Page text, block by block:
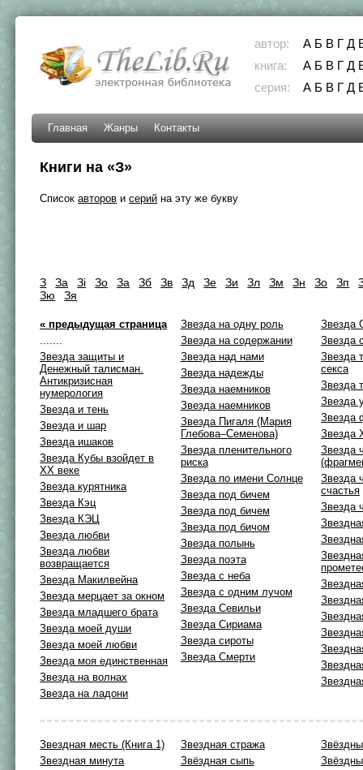
автор: А Б В Г Д
книга:
А Б В Г Д
серия:
А Б В Г Д
Главная Жанры Контакты
Книги на «З»
Списокавторов исерий на эту же букву
З Зa Зi Зo За Зб Зв Зд Зе Зи Зл Зм Зн Зо Зп
Зю
Зя
« предыдущая страница
.......
Звезда защиты и
Денежный талисман.
Антикризисная
нумерология
Звезда и тень
Звезда и шар
Звезда ишаков
Звезда Кубы взойдет в
XX веке
Звезда курятника
Звезда Кэц
Звезда КЭЦ
Звезда любви
Звезда любви
возвращается
Звезда Макилвейна
Звезда мерцает за окном
Звезда младшего брата
Звезда моей души
Звезда моей любви
Звезда моя единственная
Звезда на волнах
Звезда на ладони
Звезда на одну роль
Звезда на содержании
Звезда над нами
Звезда надежды
Звезда наемников
Звезда наемников
Звезда Пигаля (Мария
Глебова–Семенова)
Звезда пленительного
риска
Звезда по имени Солнце
Звезда под бичем
Звезда под бичем
Звезда под бичом
Звезда полынь
Звезда поэта
Звезда с неба
Звезда с одним лучом
Звезда Севильи
Звезда Сириама
Звезда сироты
Звезда Смерти
Звезда
Звезда
Звезда
секса
Звезда
Звезда
Звезда
Звезда
Звезда
Звезда
счастья
Звезда
Звездная месть (Книга 1)
Звездная минута
Звездная стража
Звёздная сыпь